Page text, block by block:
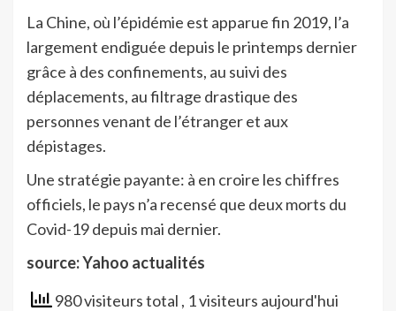
La Chine, où l’épidémie est apparue fin 2019, l’a
largement endiguée depuis le printemps dernier
grâce à des confinements, au suivi des
déplacements, au filtrage drastique des
personnes venant de l’étranger et aux
dépistages.
Une stratégie payante: à en croire les chiffres
officiels, le pays n’a recensé que deux morts du
Covid-19 depuis mai dernier.
source: Yahoo actualités
980 visiteurs total , 1 visiteurs aujourd'hui